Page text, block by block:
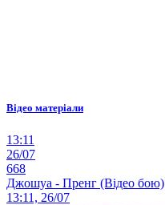
Відео матеріали
13:11
26/07
668
Джошуа - Пренг (Відео бою)
13:11, 26/07